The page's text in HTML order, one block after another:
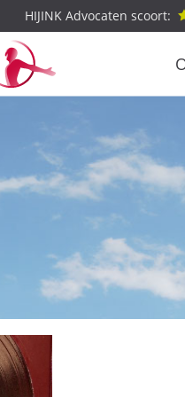
HIJINK Advocaten scoort: